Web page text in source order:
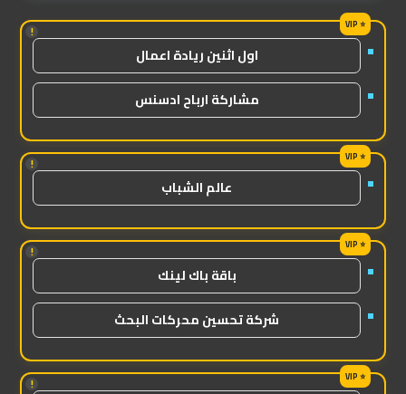
!
اول اثنين ريادة اعمال
مشاركة ارباح ادسنس
!
عالم الشباب
!
باقة باك لينك
شركة تحسين محركات البحث
!